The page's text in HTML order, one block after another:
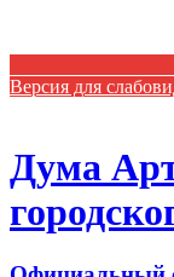
Версия для
Дума